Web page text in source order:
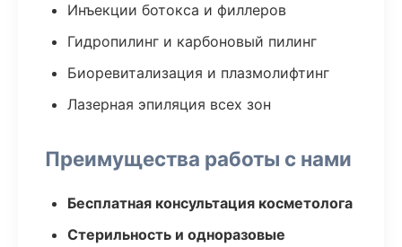
Инъекции ботокса и филлеров
Гидропилинг и карбоновый пилинг
Биоревитализация и плазмолифтинг
Лазерная эпиляция всех зон
Преимущества работы с нами
Бесплатная консультация косметолога
Стерильность и одноразовые